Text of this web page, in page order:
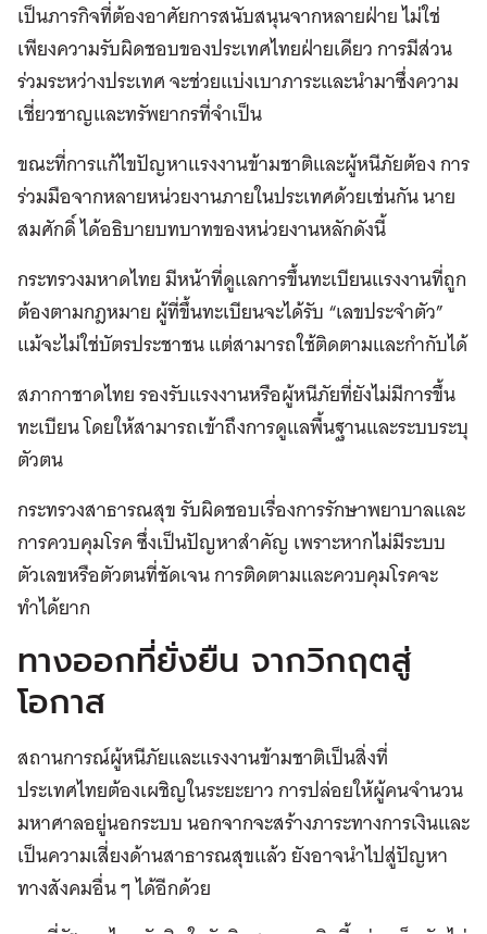
เป็นภารกิจที่ต้องอาศัยการสนับสนุนจากหลายฝ่าย ไม่ใช่
เพียงความรับผิดชอบของประเทศไทยฝ่ายเดียว การมีส่วน
ร่วมระหว่างประเทศ จะช่วยแบ่งเบาภาระและนำมาซึ่งความ
เชี่ยวชาญและทรัพยากรที่จำเป็น
ขณะที่การแก้ไขปัญหาแรงงานข้ามชาติและผู้หนีภัยต้อง การ
ร่วมมือจากหลายหน่วยงานภายในประเทศด้วยเช่นกัน นาย
สมศักดิ์ ได้อธิบายบทบาทของหน่วยงานหลักดังนี้
กระทรวงมหาดไทย มีหน้าที่ดูแลการขึ้นทะเบียนแรงงานที่ถูก
ต้องตามกฎหมาย ผู้ที่ขึ้นทะเบียนจะได้รับ “เลขประจำตัว”
แม้จะไม่ใช่บัตรประชาชน แต่สามารถใช้ติดตามและกำกับได้
สภากาชาดไทย รองรับแรงงานหรือผู้หนีภัยที่ยังไม่มีการขึ้น
ทะเบียน โดยให้สามารถเข้าถึงการดูแลพื้นฐานและระบบระบุ
ตัวตน
กระทรวงสาธารณสุข รับผิดชอบเรื่องการรักษาพยาบาลและ
การควบคุมโรค ซึ่งเป็นปัญหาสำคัญ เพราะหากไม่มีระบบ
ตัวเลขหรือตัวตนที่ชัดเจน การติดตามและควบคุมโรคจะ
ทำได้ยาก
ทางออกที่ยั่งยืน จากวิกฤตสู่
โอกาส
สถานการณ์ผู้หนีภัยและแรงงานข้ามชาติเป็นสิ่งที่
ประเทศไทยต้องเผชิญในระยะยาว การปล่อยให้ผู้คนจำนวน
มหาศาลอยู่นอกระบบ นอกจากจะสร้างภาระทางการเงินและ
เป็นความเสี่ยงด้านสาธารณสุขแล้ว ยังอาจนำไปสู่ปัญหา
ทางสังคมอื่น ๆ ได้อีกด้วย